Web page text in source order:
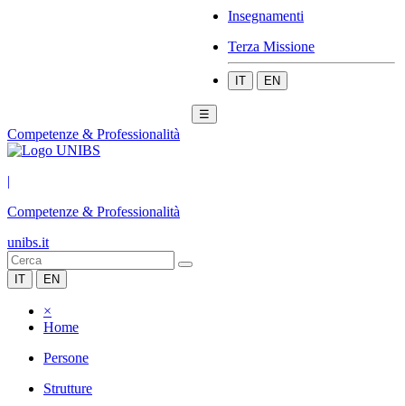
Insegnamenti
Terza Missione
IT EN
☰
Competenze & Professionalità
|
Competenze & Professionalità
unibs.it
IT EN
×
Home
Persone
Strutture